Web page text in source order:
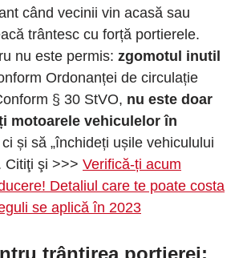
când vecinii vin acasă sau
trântesc cu forță portierele.
nu este permis: zgomotul inutil
Ordonanței de circulație
§ 30 StVO, nu este doar
motoarele vehiculelor în
și să „închideți ușile vehiculului
Citiţi şi >>> Verifică-ți acum
Detaliul care te poate costa
se aplică în 2023
trântirea portierei: